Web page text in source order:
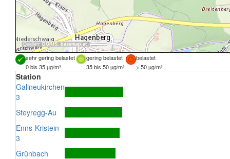
Quellen: DORIS,basemap.at
sehr gering belastet gering belastet
belastet
0 bis 35 µg/m³
35 bis 50 µg/m³ > 50 µg/m³
Station
Gallneukirchen
3
Steyregg-Au
Enns-Kristein
3
Grünbach